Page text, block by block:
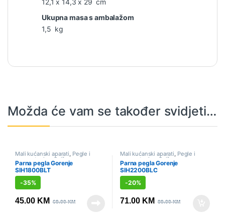
12,1 x 14,3 x 29 cm
Ukupna masa s ambalažom
1,5 kg
Možda će vam se također svidjeti…
Mali kućanski aparati, Pegle i
parne stanice ,Sniženo
Parna pegla Gorenje
SIH1800BLT
-35%
45.00 KM 69.00KM
Mali kućanski aparati, Pegle i
parne stanice ,Sniženo
Parna pegla Gorenje
SIH2200BLC
-20%
71.00 KM 89.00KM